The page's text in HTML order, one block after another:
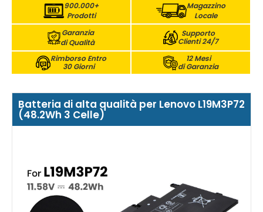
900.000+
Prodotti
Magazzino
Locale
Garanzia
di Qualità
Supporto
Clienti 24/7
Rimborso Entro
30 Giorni
12 Mesi
di Garanzia
Batteria di alta qualità per Lenovo L19M3P72
(48.2Wh 3 Celle)